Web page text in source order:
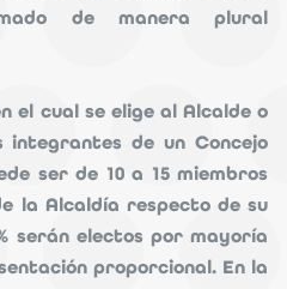
de manera plural
el cual se elige al Alcalde o
integrantes de un Concejo
ser de 10 a 15 miembros
la Alcaldía respecto de su
serán electos por mayoría
proporcional. En la